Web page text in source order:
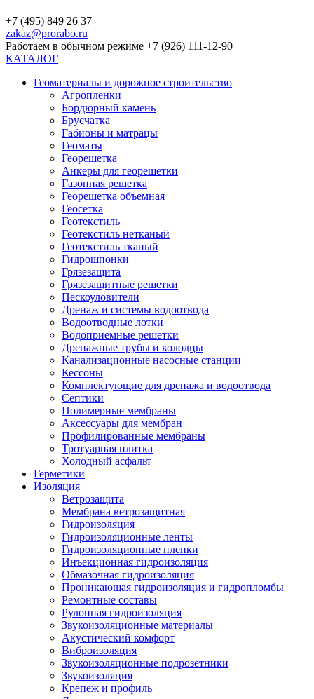
+7 (495) 849 26 37
zakaz@prorabo.ru
Работаем в обычном режиме +7 (926) 111-12-90
КАТАЛОГ
Геоматериалы и дорожное строительство
Агропленки
Бордюрный камень
Брусчатка
Габионы и матрацы
Геоматы
Георешетка
Анкеры для георешетки
Газонная решетка
Георешетка объемная
Геосетка
Геотекстиль
Геотекстиль нетканый
Геотекстиль тканый
Гидрошпонки
Грязезащита
Грязезащитные решетки
Пескоуловители
Дренаж и системы водоотвода
Водоотводные лотки
Водоприемные решетки
Дренажные трубы и колодцы
Канализационные насосные станции
Кессоны
Комплектующие для дренажа и водоотвода
Септики
Полимерные мембраны
Аксессуары для мембран
Профилированные мембраны
Тротуарная плитка
Холодный асфальт
Герметики
Изоляция
Ветрозащита
Мембрана ветрозащитная
Гидроизоляция
Гидроизоляционные ленты
Гидроизоляционные пленки
Инъекционная гидроизоляция
Обмазочная гидроизоляция
Проникающая гидроизоляция и гидропломбы
Ремонтные составы
Рулонная гидроизоляция
Звукоизоляционные материалы
Акустический комфорт
Виброизоляция
Звукоизоляционные подрозетники
Звукоизоляция
Крепеж и профиль